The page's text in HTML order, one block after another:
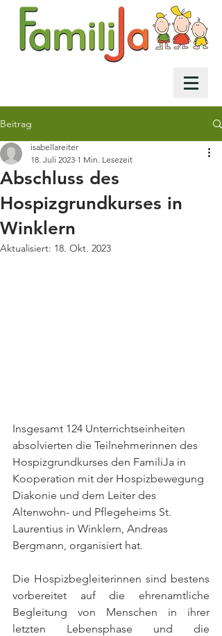
Beitrag
Abschluss des
Hospizgrundkurses in
Winklern
isabellareiter
18. Juli 2023 1 Min. Lesezeit
Aktualisiert: 18. Okt. 2023
Insgesamt 124 Unterrichtseinheiten
absolvierten die Teilnehmerinnen des
Hospizgrundkurses den FamiliJa in
Kooperation mit der Hospizbewegung
Diakonie und dem Leiter des
Altenwohn- und Pflegeheims St.
Laurentius in Winklern, Andreas
Bergmann, organisiert hat.
Die Hospizbegleiterinnen sind bestens
vorbereitet auf die ehrenamtliche
Begleitung von Menschen in ihrer
letzten Lebensphase und die